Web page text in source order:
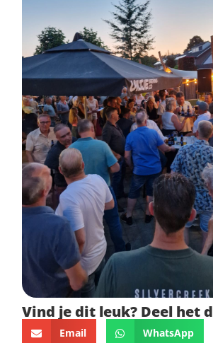
Vind je dit leuk? Deel het
Email WhatsApp